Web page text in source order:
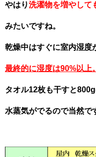
やはり洗濯物を増やして
みたいですね。
乾燥中はすぐに室内湿度
最終的に湿度は90%以上。
タオル12枚も干すと
水蒸気がでるので当然で